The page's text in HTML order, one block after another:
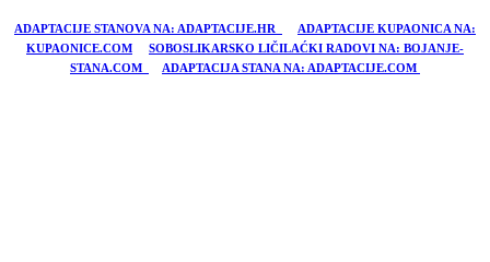
ADAPTACIJE STANOVA NA: ADAPTACIJE.HR
ADAPTACIJE KUPAONICA NA:
KUPAONICE.COM
SOBOSLIKARSKO LIČILAĆKI RADOVI NA: BOJANJE-
STANA.COM
ADAPTACIJA STANA NA: ADAPTACIJE.COM